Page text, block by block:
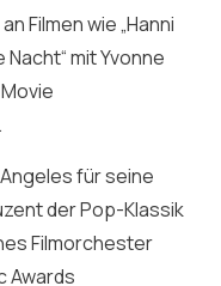
Filmen wie „Hanni
Nacht“ mit Yvonne
für seine
der Pop-Klassik
Filmorchester
Awards